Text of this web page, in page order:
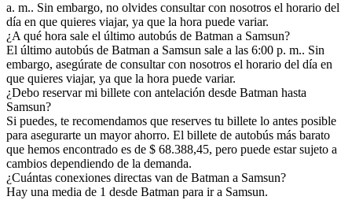
a. m.. Sin embargo, no olvides consultar con nosotros el horario del
día en que quieres viajar, ya que la hora puede variar.
¿A qué hora sale el último autobús de Batman a Samsun?
El último autobús de Batman a Samsun sale a las 6:00 p. m.. Sin
embargo, asegúrate de consultar con nosotros el horario del día en
que quieres viajar, ya que la hora puede variar.
¿Debo reservar mi billete con antelación desde Batman hasta
Samsun?
Si puedes, te recomendamos que reserves tu billete lo antes posible
para asegurarte un mayor ahorro. El billete de autobús más barato
que hemos encontrado es de $ 68.388,45, pero puede estar sujeto a
cambios dependiendo de la demanda.
¿Cuántas conexiones directas van de Batman a Samsun?
Hay una media de 1 desde Batman para ir a Samsun.